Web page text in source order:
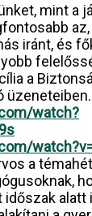
mint a
iránt, és
a
watch?
a témahét
alatt